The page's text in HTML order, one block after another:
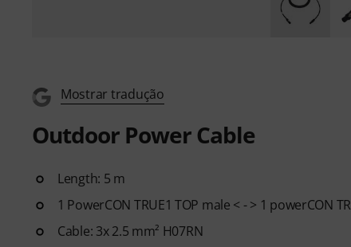
Mostrar tradução
Outdoor Power Cable
Length: 5 m
1 PowerCON TRUE1 TOP male < - > 1 powerCON
Cable: 3x 2.5 mm² H07RN